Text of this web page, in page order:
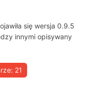
się wersja 0.9.5
innymi opisywany
21